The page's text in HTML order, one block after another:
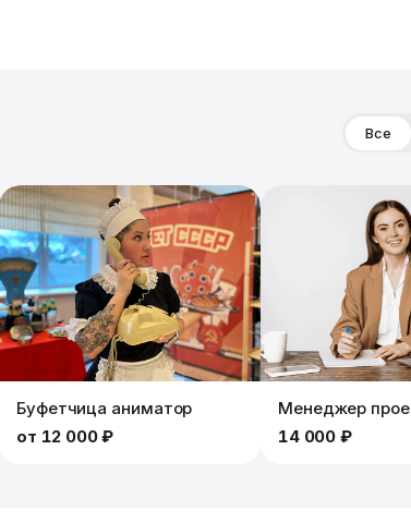
Все
Буфетчица аниматор
от 12 000 ₽
Менеджер
14 000 ₽